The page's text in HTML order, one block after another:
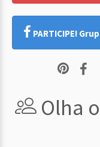
PARTICIPE!
Olha